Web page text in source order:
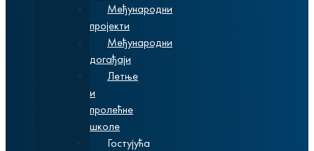
Међународни
пројекти
Међународни
догађаји
Летње
и
пролећне
школе
Гостујућа